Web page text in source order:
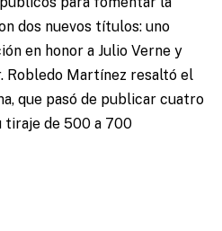
dos nuevos títulos: uno
en honor a Julio Verne y
Martínez resaltó el
que pasó de publicar cuatro
tiraje de 500 a 700